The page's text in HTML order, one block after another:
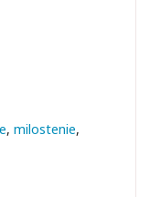
milostenie